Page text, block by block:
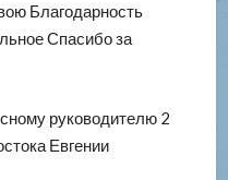
Благодарность
Спасибо за
руководителю 2
Евгении